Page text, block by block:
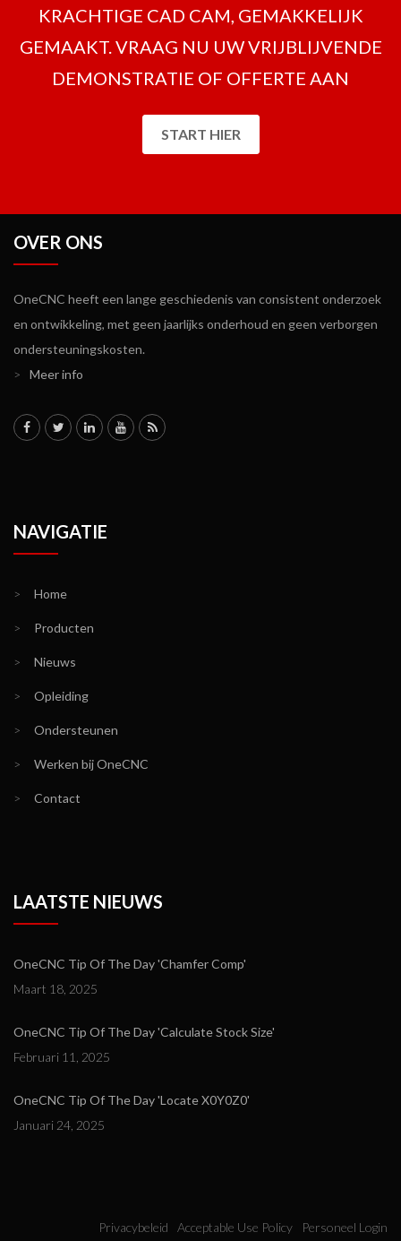
KRACHTIGE CAD CAM, GEMAKKELIJK
GEMAAKT. VRAAG NU UW VRIJBLIJVENDE
DEMONSTRATIE OF OFFERTE AAN
START HIER
OVER ONS
OneCNC heeft een lange geschiedenis van consistent onderzoek
en ontwikkeling, met geen jaarlijks onderhoud en geen verborgen
ondersteuningskosten.
>
Meer info
NAVIGATIE
> Home
> Producten
> Nieuws
> Opleiding
> Ondersteunen
> Werken bij OneCNC
> Contact
LAATSTE NIEUWS
OneCNC Tip Of The Day 'Chamfer Comp'
Maart 18, 2025
OneCNC Tip Of The Day 'Calculate Stock Size'
Februari 11, 2025
OneCNC Tip Of The Day 'Locate X0Y0Z0'
Januari 24, 2025
Privacybeleid Acceptable Use Policy Personeel Login